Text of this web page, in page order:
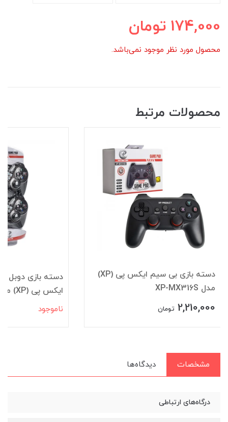
174,000 تومان
محصول مورد نظر موجود نمی‌باشد.
محصولات مرتبط
دسته بازی بی سیم ایکس پی (XP)
مدل XP-MX316S
2,210,000 تومان
دسته بازی دوبل
ایکس پی (XP) مدل XP-MX216M
ناموجود
مشخصات دیدگاه‌ها
درگاه‌های ارتباطی